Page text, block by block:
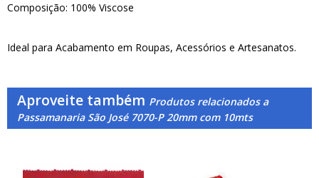
Composição: 100% Viscose
Ideal para Acabamento em Roupas, Acessórios e Artesanatos.
Aproveite também Produtos relacionados a
Passamanaria São José 7070-P 20mm com 10mts